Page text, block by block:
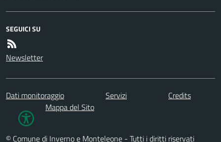
SEGUICI SU
Newsletter
Dati monitoraggio Servizi
Credits
Mappa del Sito
© Comune di Inverno e Monteleone - Tutti i diritti riservati